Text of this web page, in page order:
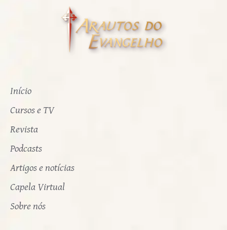
Início
Cursos e TV
Revista
Podcasts
Artigos e notícias
Capela Virtual
Sobre nós